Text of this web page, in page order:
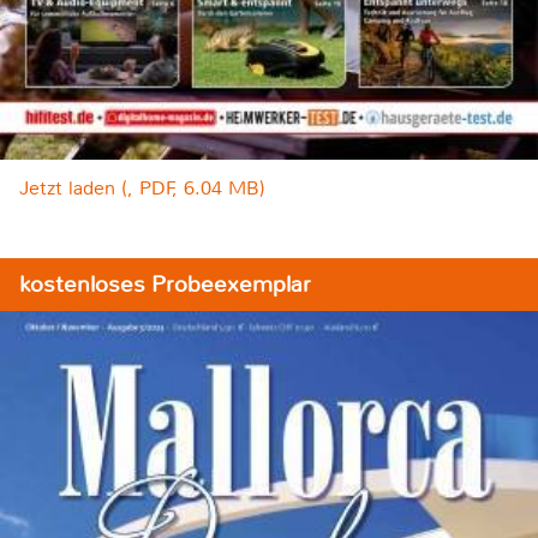
Jetzt laden (, PDF, 6.04 MB)
kostenloses Probeexemplar